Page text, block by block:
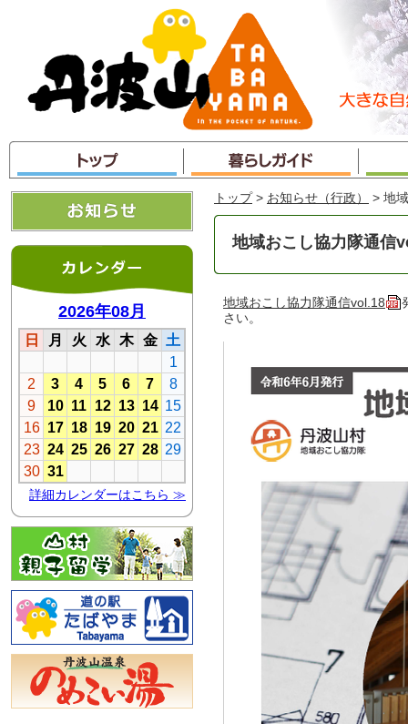
ャ
ン
プ
トップ > お知らせ（行政） > 地
地域おこし協力隊通信
地域おこし協力隊通信vol.18
さい。